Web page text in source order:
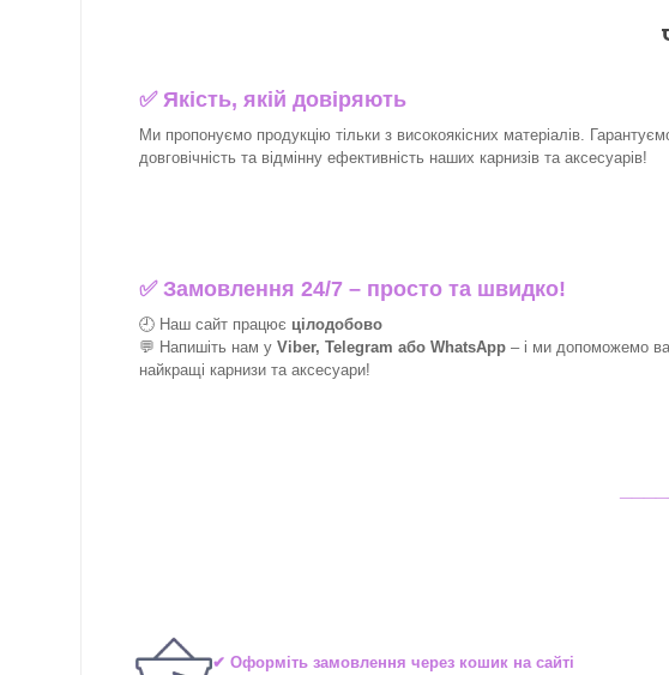
✅Якість, якій довіряють
Ми пропонуємо продукцію тільки з високоякісних матеріалів.
довговічність та відмінну ефективність наших карнизів та аксесуарів!​
✅Замовлення 24/7 – просто та швидко!
🕘 Наш сайт працює цілодобово
💬 Напишіть нам у Viber, Telegram або WhatsApp – і ми допоможемо
найкращі карнизи та аксесуари!
✔ Оформіть замовлення через кошик на сайті